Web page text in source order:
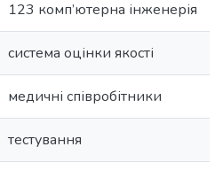
123 комп’ютерна інженерія
система оцінки якості
медичні співробітники
тестування